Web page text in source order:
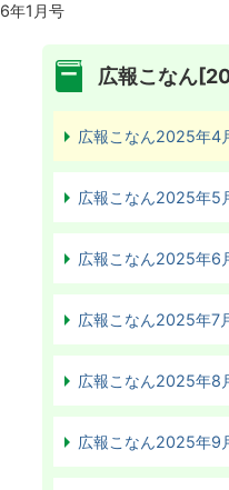
年1月号
広報こなん
広報こなん2025年4
広報こなん2025年5
広報こなん2025年6
広報こなん2025年7
広報こなん2025年8
広報こなん2025年9